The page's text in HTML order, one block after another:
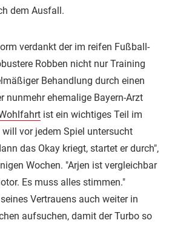
dem Ausfall.
verdankt der im reifen Fußball-
Robben nicht nur Training
Behandlung durch einen
nunmehr ehemalige Bayern-Arzt
ist ein wichtiges Teil im
will vor jedem Spiel untersucht
das Okay kriegt, startet er durch",
Wochen. "Arjen ist vergleichbar
Es muss alles stimmen."
Vertrauens auch weiter in
aufsuchen, damit der Turbo so